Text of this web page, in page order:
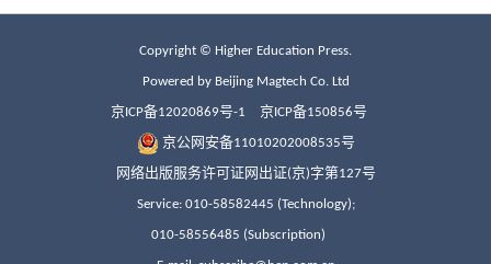
Copyright © Higher Education Press.
Powered by Beijing Magtech Co. Ltd
京ICP备12020869号-1 京ICP备150856号
京公网安备11010202008535号
网络出版服务许可证网出证(京)字第127号
Service: 010-58582445 (Technology);
010-58556485 (Subscription)